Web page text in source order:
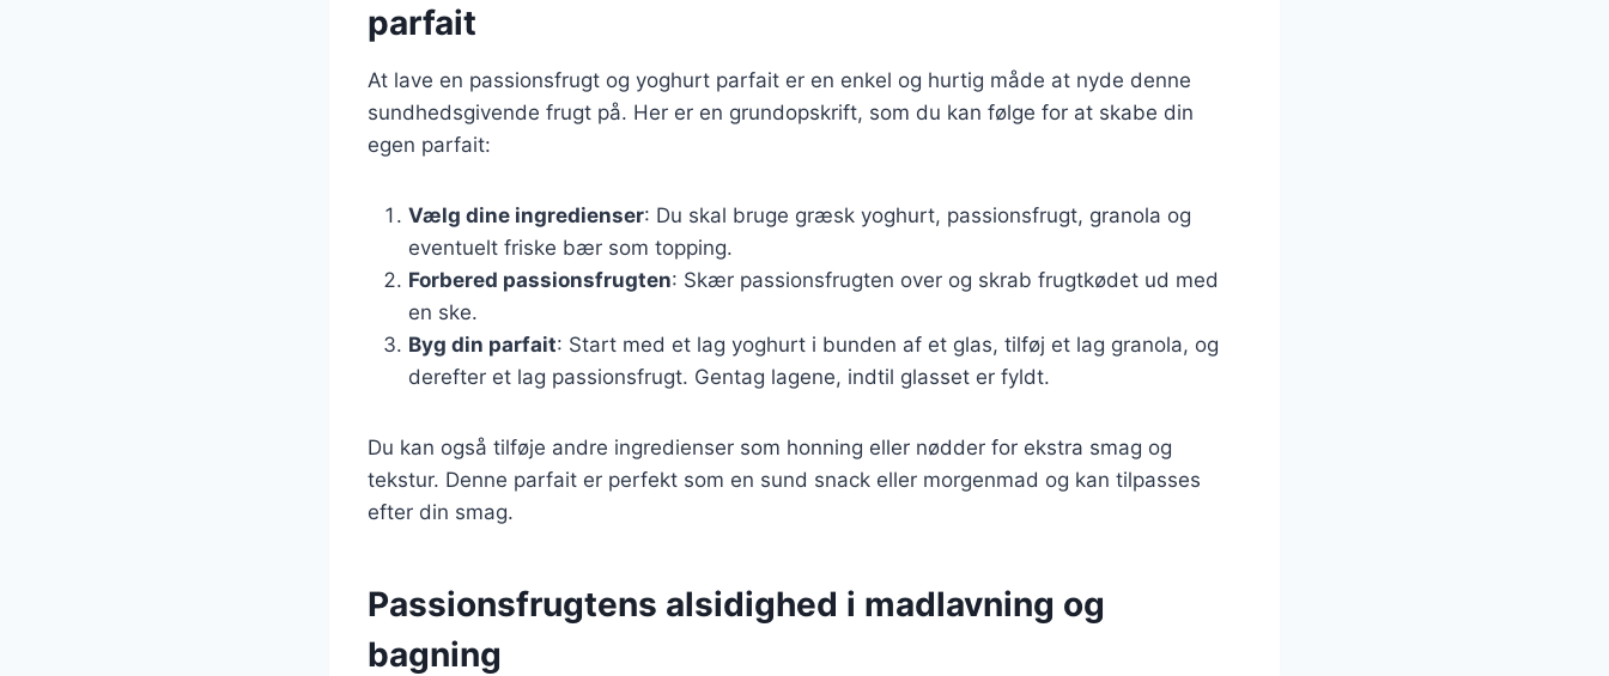
parfait
At lave en passionsfrugt og yoghurt parfait er en enkel og hurtig måde at nyde denne
sundhedsgivende frugt på. Her er en grundopskrift, som du kan følge for at skabe din
egen parfait:
Vælg dine ingredienser: Du skal bruge græsk yoghurt, passionsfrugt, granola og
eventuelt friske bær som topping.
Forbered passionsfrugten: Skær passionsfrugten over og skrab frugtkødet ud med
en ske.
Byg din parfait: Start med et lag yoghurt i bunden af et glas, tilføj et lag granola, og
derefter et lag passionsfrugt. Gentag lagene, indtil glasset er fyldt.
Du kan også tilføje andre ingredienser som honning eller nødder for ekstra smag og
tekstur. Denne parfait er perfekt som en sund snack eller morgenmad og kan tilpasses
efter din smag.
Passionsfrugtens alsidighed i madlavning og
bagning